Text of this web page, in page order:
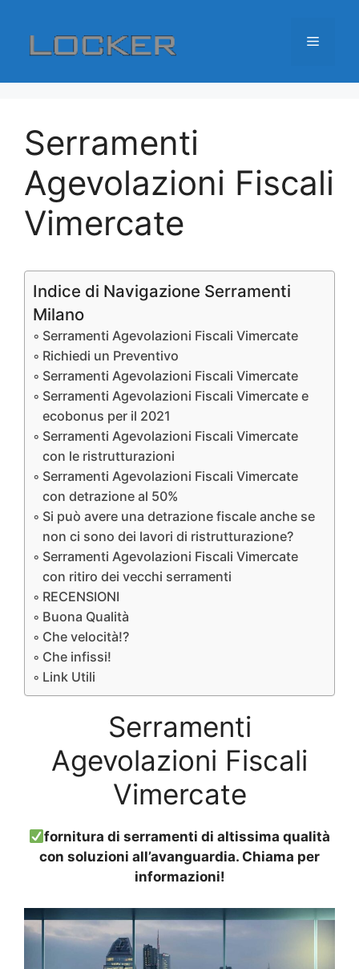
contenuto
Menu
Serramenti
Agevolazioni Fiscali
Vimercate
Indice di Navigazione Serramenti
Milano
Serramenti Agevolazioni Fiscali Vimercate
Richiedi un Preventivo
Serramenti Agevolazioni Fiscali Vimercate
Serramenti Agevolazioni Fiscali Vimercate e
ecobonus per il 2021
Serramenti Agevolazioni Fiscali Vimercate
con le ristrutturazioni
Serramenti Agevolazioni Fiscali Vimercate
con detrazione al 50%
Si può avere una detrazione fiscale anche se
non ci sono dei lavori di ristrutturazione?
Serramenti Agevolazioni Fiscali Vimercate
con ritiro dei vecchi serramenti
RECENSIONI
Buona Qualità
Che velocità!?
Che infissi!
Link Utili
Serramenti
Agevolazioni Fiscali
Vimercate
fornitura di serramenti di altissima qualità
con soluzioni all’avanguardia. Chiama per
informazioni!